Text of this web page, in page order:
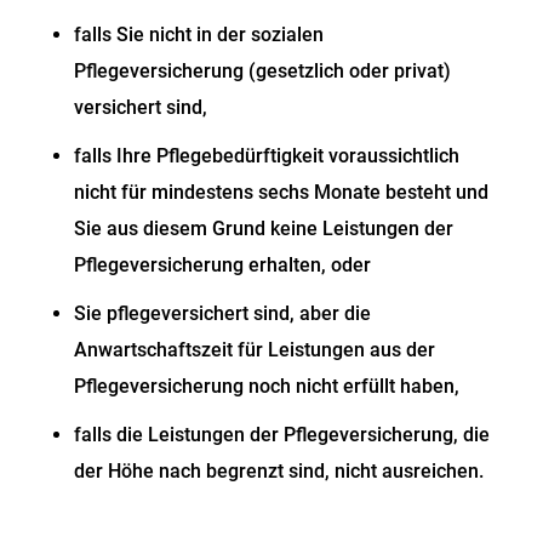
falls Sie nicht in der sozialen
Pflegeversicherung (gesetzlich oder privat)
versichert sind,
falls Ihre Pflegebedürftigkeit voraussichtlich
nicht für mindestens sechs Monate besteht und
Sie aus diesem Grund keine Leistungen der
Pflegeversicherung erhalten, oder
Sie pflegeversichert sind, aber die
Anwartschaftszeit für Leistungen aus der
Pflegeversicherung noch nicht erfüllt haben,
falls die Leistungen der Pflegeversicherung, die
der Höhe nach begrenzt sind, nicht ausreichen.